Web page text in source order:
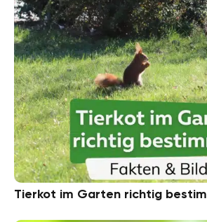
Tierkot im Garten richtig